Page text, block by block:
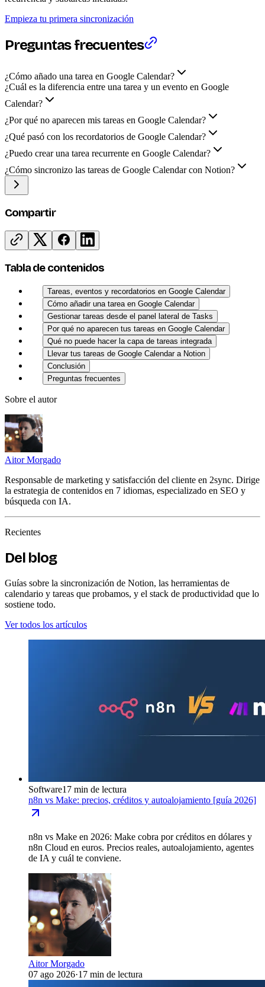
Empieza tu primera sincronización
Preguntas frecuentes
¿Cómo añado una tarea en Google Calendar?
¿Cuál es la diferencia entre una tarea y un evento en Google
Calendar?
¿Por qué no aparecen mis tareas en Google Calendar?
¿Qué pasó con los recordatorios de Google Calendar?
¿Puedo crear una tarea recurrente en Google Calendar?
¿Cómo sincronizo las tareas de Google Calendar con Notion?
Compartir
Tabla de contenidos
Tareas, eventos y recordatorios en Google Calendar
Cómo añadir una tarea en Google Calendar
Gestionar tareas desde el panel lateral de Tasks
Por qué no aparecen tus tareas en Google Calendar
Qué no puede hacer la capa de tareas integrada
Llevar tus tareas de Google Calendar a Notion
Conclusión
Preguntas frecuentes
Sobre el autor
Aitor Morgado
Responsable de marketing y satisfacción del cliente en 2sync. Dirige
la estrategia de contenidos en 7 idiomas, especializado en SEO y
búsqueda con IA.
Recientes
Del blog
Guías sobre la sincronización de Notion, las herramientas de
calendario y tareas que probamos, y el stack de productividad que lo
sostiene todo.
Ver todos los artículos
Software17 min de lectura
n8n vs Make: precios, créditos y autoalojamiento [guía 2026]
n8n vs Make en 2026: Make cobra por créditos en dólares y
n8n Cloud en euros. Precios reales, autoalojamiento, agentes
de IA y cuál te conviene.
Aitor Morgado
07 ago 2026·17 min de lectura